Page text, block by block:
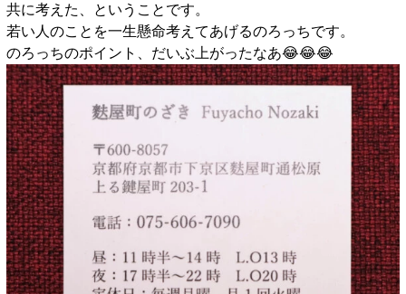
共に考えた、ということです。
若い人のことを一生懸命考えてあげるのろっちです。
のろっちのポイント、だいぶ上がったなあ😂😂😂